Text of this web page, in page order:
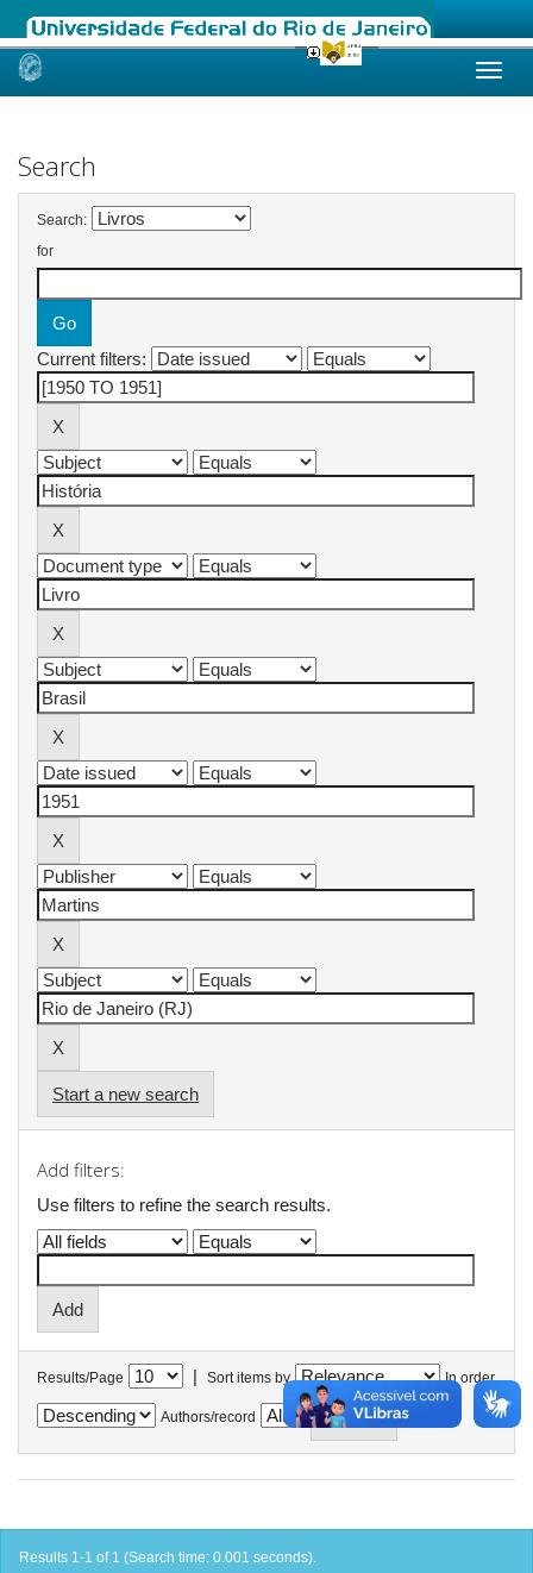
Skip
Search
Search:
for
Current filters:
Start a new search
Add filters:
Use filters to refine the search results.
Results/Page | Sort items by In order
Authors/record
Results 1-1 of 1 (Search time: 0.001 seconds).